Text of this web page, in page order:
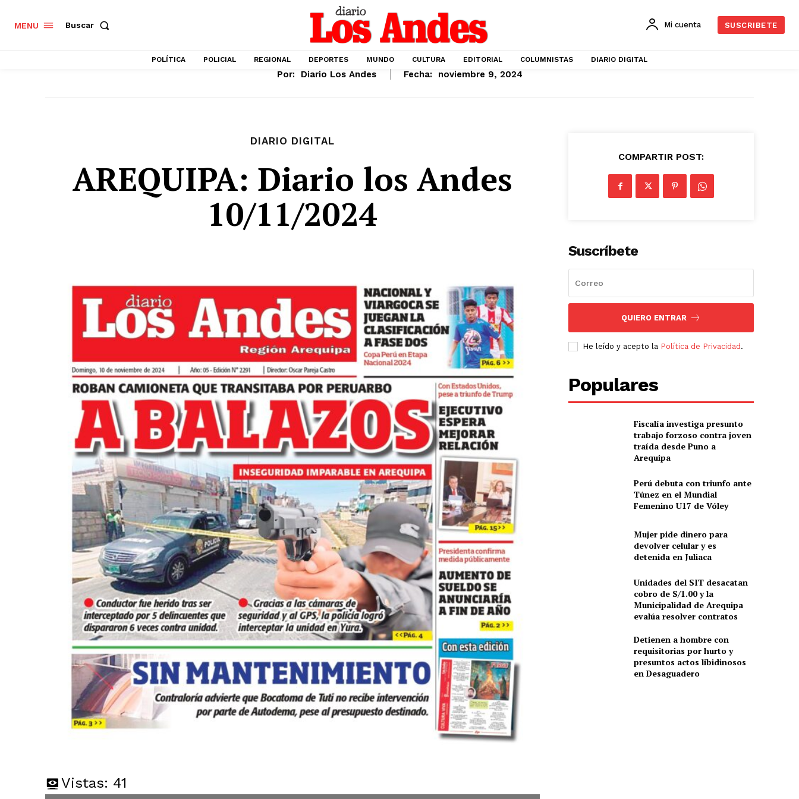
MENU Buscar Mi cuenta SUSCRIBETE
POLÍTICA POLICIAL REGIONAL DEPORTES MUNDO CULTURA EDITORIAL COLUMNISTAS DIARIO DIGITAL
Por: Diario Los Andes Fecha: noviembre 9, 2024
DIARIO DIGITAL
AREQUIPA: Diario los Andes
10/11/2024
Vistas: 41
COMPARTIR POST:
Suscríbete
QUIERO ENTRAR
He leído y acepto la Política de Privacidad .
Populares
Fiscalía investiga presunto
trabajo forzoso contra joven
traída desde Puno a
Arequipa
Perú debuta con triunfo ante
Túnez en el Mundial
Femenino U17 de Vóley
Mujer pide dinero para
devolver celular y es
detenida en Juliaca
Unidades del SIT desacatan
cobro de S/1.00 y la
Municipalidad de Arequipa
evalúa resolver contratos
Detienen a hombre con
requisitorias por hurto y
presuntos actos libidinosos
en Desaguadero